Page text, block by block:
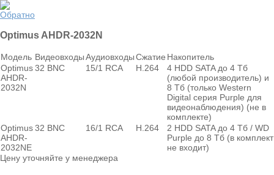
Обратно
Optimus AHDR-2032N
Модель ВидеовходыАудиовходыСжатие Накопитель
Optimus
AHDR-
2032N
32 BNC 15/1 RCA H.264
4 HDD SATA до 4 Тб
(любой производитель) и
8 Тб (только Western
Digital серия Purple для
видеонаблюдения) (не в
комплекте)
Optimus
AHDR-
2032NE
32 BNC 16/1 RCA H.264
2 HDD SATA до 4 Тб / WD
Purple до 8 Тб (в комплект
не входит)
Цену уточняйте у менеджера